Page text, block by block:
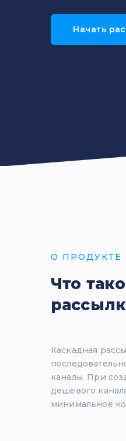
Начать
О ПРОДУКТЕ
Что
Каскадная
каналы. При
дешевого
минимальное